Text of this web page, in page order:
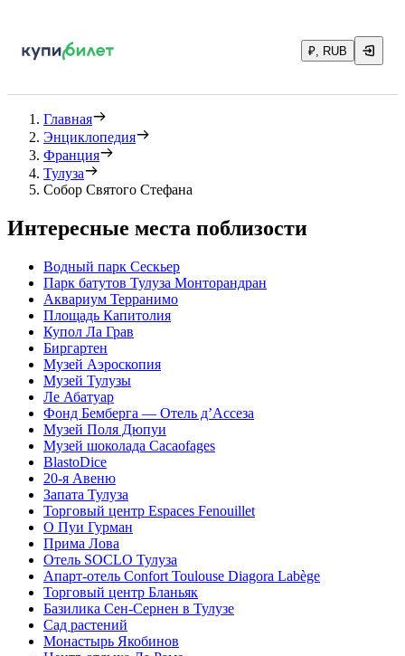
₽, RUB
Главная
Энциклопедия
Франция
Тулуза
Собор Святого Стефана
Интересные места поблизости
Водный парк Сескьер
Парк батутов Тулуза Монторандран
Аквариум Терранимо
Площадь Капитолия
Купол Ла Грав
Биргартен
Музей Аэроскопия
Музей Тулузы
Ле Абатуар
Фонд Бемберга — Отель д’Ассеза
Музей Поля Дюпуи
Музей шоколада Cacaofages
BlastoDice
20-я Авеню
Запата Тулуза
Торговый центр Espaces Fenouillet
О Пуи Гурман
Прима Лова
Отель SOCLO Тулуза
Апарт-отель Confort Toulouse Diagora Labège
Торговый центр Бланьяк
Базилика Сен-Сернен в Тулузе
Сад растений
Монастырь Якобинов